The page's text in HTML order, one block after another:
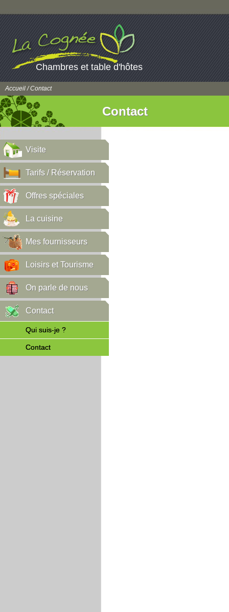
Chambres et table d'hôtes
Accueil/ Contact
Contact
Visite
Tarifs / Réservation
Offres spéciales
La cuisine
Mes fournisseurs
Loisirs et Tourisme
On parle de nous
Contact
Qui suis-je ?
Contact